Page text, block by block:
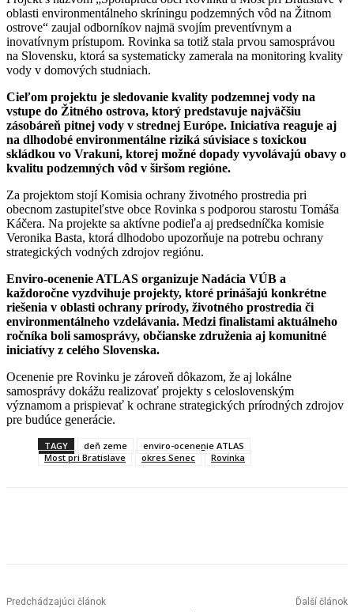
oblasti environmentálneho skríningu podzemných vôd na Žitnom
ostrove“ zaujal odborníkov najmä svojím preventívnym a
inovatívnym prístupom. Rovinka sa totiž stala prvou samosprávou
na Slovensku, ktorá sa systematicky zamerala na monitoring kvality
vody v domových studniach.
Cieľom projektu je sledovanie kvality podzemnej vody na
vstupe do Žitného ostrova, ktorý predstavuje najväčšiu
zásobáreň pitnej vody v strednej Európe. Iniciatíva reaguje aj
na dlhodobé environmentálne riziká súvisiace s toxickou
skládkou vo Vrakuni, ktorej možné dopady vyvolávajú obavy o
kvalitu podzemných vôd v širšom regióne.
Za projektom stojí Komisia ochrany životného prostredia pri
obecnom zastupiteľstve obce Rovinka s podporou starostu Tomáša
Káčera. Na projekte sa aktívne podieľa aj predsedníčka komisie
Veronika Basta, ktorá dlhodobo upozorňuje na potrebu ochrany
strategických vodných zdrojov regiónu.
Enviro-ocenenie ATLAS organizuje Nadácia VÚB a
každoročne vyzdvihuje projekty, ktoré prinášajú konkrétne
riešenia v oblasti ochrany prírody, životného prostredia či
environmentálneho vzdelávania. Medzi finalistami aktuálneho
ročníka boli samosprávy, občianske združenia aj komunitné
iniciatívy z celého Slovenska.
Ocenenie pre Rovinku je zároveň dôkazom, že aj lokálne
samosprávy dokážu realizovať projekty s celoslovenským
významom a prispievať k ochrane strategických prírodných zdrojov
pre budúce generácie.
TAGY deň zeme
enviro-ocenenie ATLAS
Most pri Bratislave
okres Senec Rovinka
Predchádzajúci článok Ďalší článok